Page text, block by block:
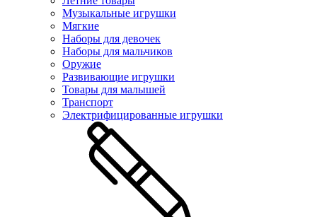
Музыкальные игрушки
Мягкие
Наборы для девочек
Наборы для мальчиков
Оружие
Развивающие игрушки
Товары для малышей
Транспорт
Электрифицированные игрушки